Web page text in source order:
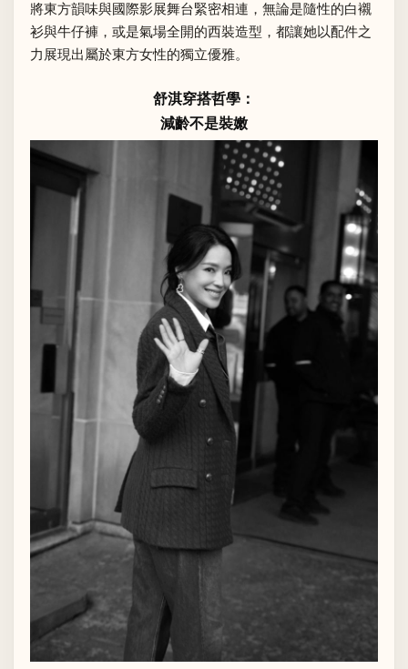
將東方韻味與國際影展舞台緊密相連，無論是隨性的白襯
衫與牛仔褲，或是氣場全開的西裝造型，都讓她以配件之
力展現出屬於東方女性的獨立優雅。
舒淇穿搭哲學：
減齡不是裝嫩